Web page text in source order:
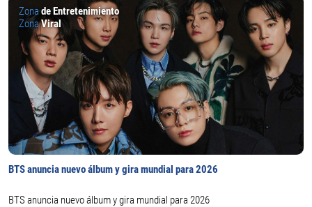
Zonade Entretenimiento
ZonaViral
BTS anuncia nuevo álbum y gira mundial para 2026
BTS anuncia nuevo álbum y gira mundial para 2026